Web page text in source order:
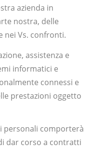
azienda in
nostra, delle
nei Vs. confronti.
assistenza e
informatici e
connessi e
prestazioni oggetto
personali comporterà
dar corso a contratti